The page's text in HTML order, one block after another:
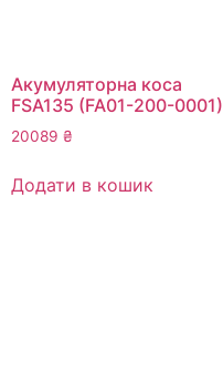
Акумуляторна коса
FSA135 (FA01-200-0001)
20089 ₴
Додати в кошик